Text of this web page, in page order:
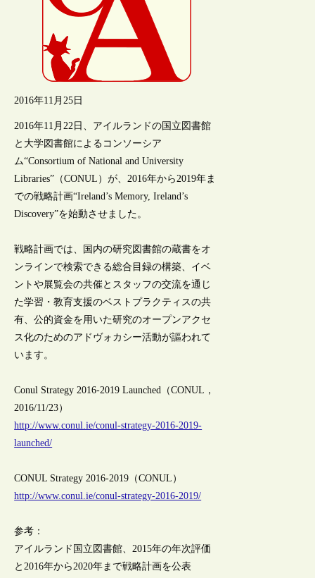
2016年11月25日
2016年11月22日、アイルランドの国立図書館
と大学図書館によるコンソーシア
ム“Consortium of National and University
Libraries”（CONUL）が、2016年から2019年ま
での戦略計画“Ireland’s Memory, Ireland’s
Discovery”を始動させました。
戦略計画では、国内の研究図書館の蔵書をオ
ンラインで検索できる総合目録の構築、イベ
ントや展覧会の共催とスタッフの交流を通じ
た学習・教育支援のベストプラクティスの共
有、公的資金を用いた研究のオープンアクセ
ス化のためのアドヴォカシー活動が謳われて
います。
Conul Strategy 2016-2019 Launched（CONUL，
2016/11/23）
http://www.conul.ie/conul-strategy-2016-2019-
launched/
CONUL Strategy 2016-2019（CONUL）
http://www.conul.ie/conul-strategy-2016-2019/
参考：
アイルランド国立図書館、2015年の年次評価
と2016年から2020年まで戦略計画を公表